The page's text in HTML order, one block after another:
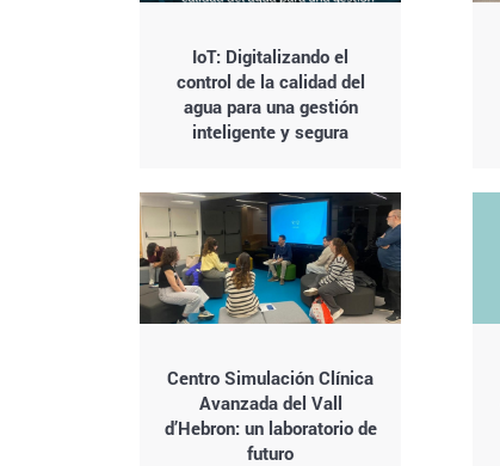
IoT: Digitalizando el
control de la calidad del
agua para una gestión
inteligente y segura
Centro Simulación Clínica
Avanzada del Vall
d’Hebron: un laboratorio de
futuro